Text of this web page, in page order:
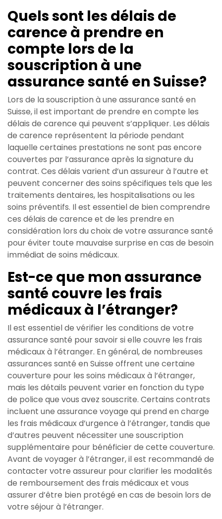
Quels sont les délais de
carence à prendre en
compte lors de la
souscription à une
assurance santé en Suisse?
Lors de la souscription à une assurance santé en
Suisse, il est important de prendre en compte les
délais de carence qui peuvent s’appliquer. Les délais
de carence représentent la période pendant
laquelle certaines prestations ne sont pas encore
couvertes par l’assurance après la signature du
contrat. Ces délais varient d’un assureur à l’autre et
peuvent concerner des soins spécifiques tels que les
traitements dentaires, les hospitalisations ou les
soins préventifs. Il est essentiel de bien comprendre
ces délais de carence et de les prendre en
considération lors du choix de votre assurance santé
pour éviter toute mauvaise surprise en cas de besoin
immédiat de soins médicaux.
Est-ce que mon assurance
santé couvre les frais
médicaux à l’étranger?
Il est essentiel de vérifier les conditions de votre
assurance santé pour savoir si elle couvre les frais
médicaux à l’étranger. En général, de nombreuses
assurances santé en Suisse offrent une certaine
couverture pour les soins médicaux à l’étranger,
mais les détails peuvent varier en fonction du type
de police que vous avez souscrite. Certains contrats
incluent une assurance voyage qui prend en charge
les frais médicaux d’urgence à l’étranger, tandis que
d’autres peuvent nécessiter une souscription
supplémentaire pour bénéficier de cette couverture.
Avant de voyager à l’étranger, il est recommandé de
contacter votre assureur pour clarifier les modalités
de remboursement des frais médicaux et vous
assurer d’être bien protégé en cas de besoin lors de
votre séjour à l’étranger.